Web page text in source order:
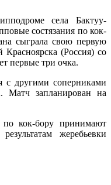
села Бактуу-
состязания по кок-
сыграла свою первую
Красноярска (Россия) со
первые три очка.
с другими соперниками
запланирован на
кок-бору принимают
жеребьевки